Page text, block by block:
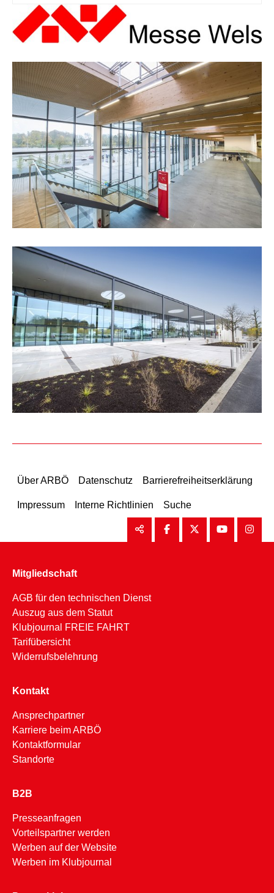
Über ARBÖ Datenschutz Barrierefreiheitserklärung
Impressum Interne Richtlinien Suche
Mitgliedschaft
AGB für den technischen Dienst
Auszug aus dem Statut
Klubjournal FREIE FAHRT
Tarifübersicht
Widerrufsbelehrung
Kontakt
Ansprechpartner
Karriere beim ARBÖ
Kontaktformular
Standorte
B2B
Presseanfragen
Vorteilspartner werden
Werben auf der Website
Werben im Klubjournal